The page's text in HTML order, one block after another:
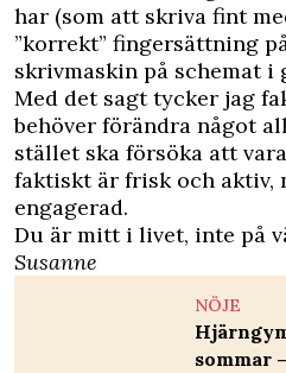
har (som att skriva fint
”korrekt” fingersättning
skrivmaskin på schemat i
Med det sagt tycker jag
behöver förändra något
stället ska försöka att
faktiskt är frisk och aktiv,
engagerad.
Du är mitt i livet, inte på
Susanne
NÖJE
sommar